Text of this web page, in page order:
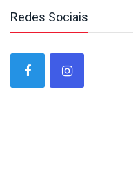
Redes Sociais